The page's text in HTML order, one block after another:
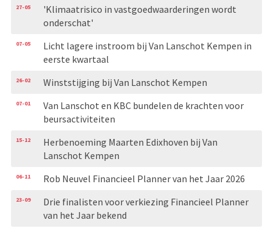
27-05
'Klimaatrisico in vastgoedwaarderingen wordt
onderschat'
07-05
Licht lagere instroom bij Van Lanschot Kempen in
eerste kwartaal
26-02 Winststijging bij Van Lanschot Kempen
07-01
Van Lanschot en KBC bundelen de krachten voor
beursactiviteiten
15-12
Herbenoeming Maarten Edixhoven bij Van
Lanschot Kempen
06-11 Rob Neuvel Financieel Planner van het Jaar 2026
23-09
Drie finalisten voor verkiezing Financieel Planner
van het Jaar bekend